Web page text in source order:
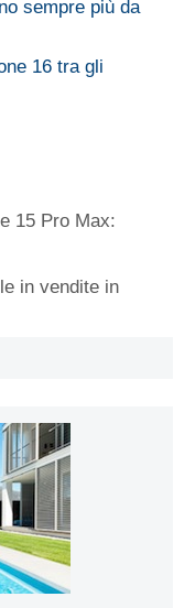
sempre più da
16 tra gli
15 Pro Max:
in vendite in